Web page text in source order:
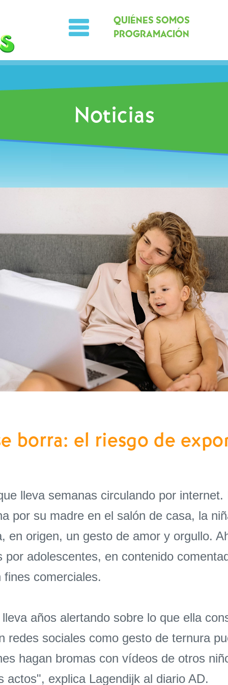
QUIÉNES SOMOS
PROGRAMACIÓN
Noticias
borra: el riesgo de
lleva semanas circulando por
por su madre en el salón de casa, la
en origen, un gesto de amor y orgullo.
adolescentes, en contenido
comerciales.
años alertando sobre lo que ella
redes sociales como gesto de ternura
hagan bromas con vídeos de otros
explica Lagendijk al diario AD.